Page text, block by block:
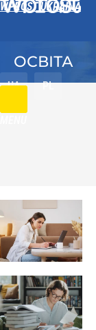
WPROST UKRAINA
UA PL
ОСВІТА